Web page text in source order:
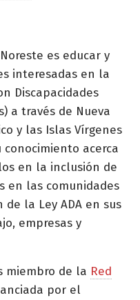
es educar y
interesadas en la
Discapacidades
a través de Nueva
y las Islas Vírgenes
conocimiento acerca
en la inclusión de
en las comunidades
la Ley ADA en sus
empresas y
miembro de la Red
por el